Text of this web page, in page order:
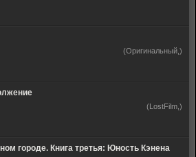
(Оригинальный,)
(LostFilm,)
городе. Книга третья: Юность Кэнена